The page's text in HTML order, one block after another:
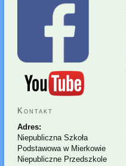
Kontakt
Adres:
Niepubliczna Szkoła
Podstawowa w Mierkowie
Niepubliczne Przedszkole